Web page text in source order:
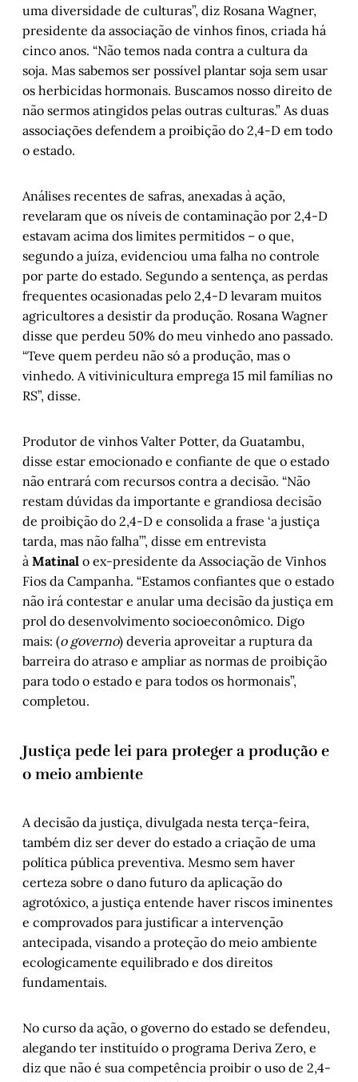
uma diversidade de culturas”, diz Rosana Wagner,
presidente da associação de vinhos finos, criada há
cinco anos. “Não temos nada contra a cultura da
soja. Mas sabemos ser possível plantar soja sem usar
os herbicidas hormonais. Buscamos nosso direito de
não sermos atingidos pelas outras culturas.” As duas
associações defendem a proibição do 2,4-D em todo
o estado.
Análises recentes de safras, anexadas à ação,
revelaram que os níveis de contaminação por 2,4-D
estavam acima dos limites permitidos – o que,
segundo a juíza, evidenciou uma falha no controle
por parte do estado. Segundo a sentença, as perdas
frequentes ocasionadas pelo 2,4-D levaram muitos
agricultores a desistir da produção. Rosana Wagner
disse que perdeu 50% do meu vinhedo ano passado.
“Teve quem perdeu não só a produção, mas o
vinhedo. A vitivinicultura emprega 15 mil famílias no
RS”, disse.
Produtor de vinhos Valter Potter, da Guatambu,
disse estar emocionado e confiante de que o estado
não entrará com recursos contra a decisão. “Não
restam dúvidas da importante e grandiosa decisão
de proibição do 2,4-D e consolida a frase ‘a justiça
tarda, mas não falha’”, disse em entrevista
à Matinal o ex-presidente da Associação de Vinhos
Fios da Campanha. “Estamos confiantes que o estado
não irá contestar e anular uma decisão da justiça em
prol do desenvolvimento socioeconômico. Digo
mais: (o governo) deveria aproveitar a ruptura da
barreira do atraso e ampliar as normas de proibição
para todo o estado e para todos os hormonais”,
completou.
Justiça pede lei para proteger a produção e
o meio ambiente
A decisão da justiça, divulgada nesta terça-feira,
também diz ser dever do estado a criação de uma
política pública preventiva. Mesmo sem haver
certeza sobre o dano futuro da aplicação do
agrotóxico, a justiça entende haver riscos iminentes
e comprovados para justificar a intervenção
antecipada, visando a proteção do meio ambiente
ecologicamente equilibrado e dos direitos
fundamentais.
No curso da ação, o governo do estado se defendeu,
alegando ter instituído o programa Deriva Zero, e
diz que não é sua competência proibir o uso de 2,4-